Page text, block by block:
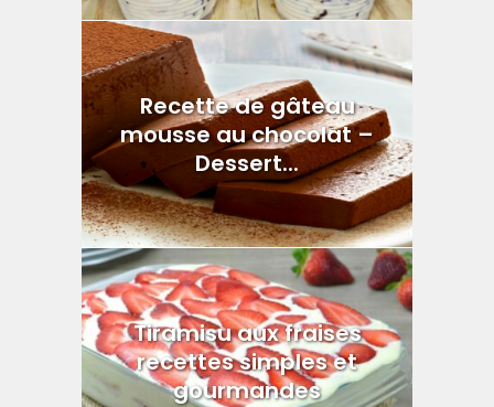
Recette de gâteau
mousse au chocolat –
Dessert...
Tiramisu aux fraises
recettes simples et
gourmandes